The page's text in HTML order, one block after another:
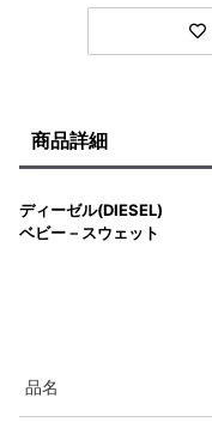
商品詳細
ディーゼル(DIESEL)
ベビー－スウェット
品名